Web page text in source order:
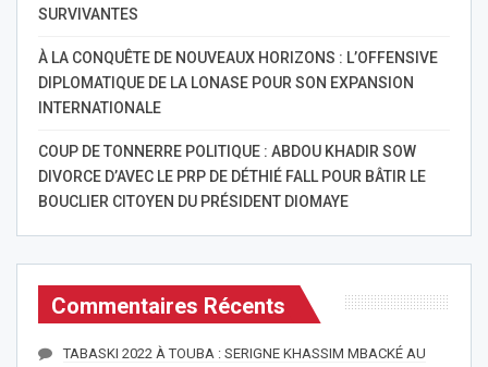
SURVIVANTES
À LA CONQUÊTE DE NOUVEAUX HORIZONS : L’OFFENSIVE
DIPLOMATIQUE DE LA LONASE POUR SON EXPANSION
INTERNATIONALE
COUP DE TONNERRE POLITIQUE : ABDOU KHADIR SOW
DIVORCE D’AVEC LE PRP DE DÉTHIÉ FALL POUR BÂTIR LE
BOUCLIER CITOYEN DU PRÉSIDENT DIOMAYE
Commentaires Récents
TABASKI 2022 À TOUBA : SERIGNE KHASSIM MBACKÉ AU